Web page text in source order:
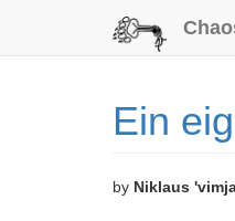
Ein
by Niklaus